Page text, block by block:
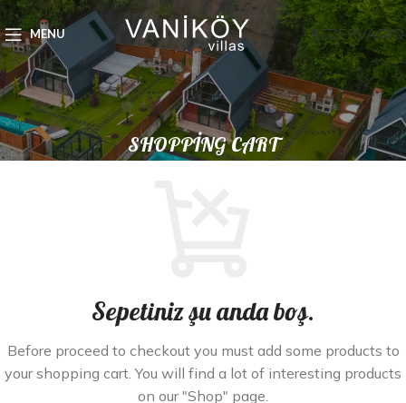
MENU
SHOPPING CART
Sepetiniz şu anda boş.
Before proceed to checkout you must add some products to
your shopping cart. You will find a lot of interesting products
on our "Shop" page.